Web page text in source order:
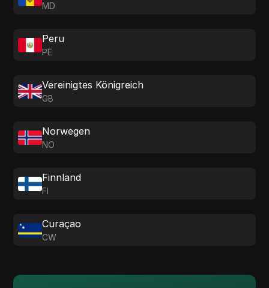
MD
Peru
PE
Vereinigtes Königreich
GB
Norwegen
NO
Finnland
FI
Curaçao
CW